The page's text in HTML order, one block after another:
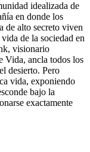
idealizada de
en donde los
de alto secreto viven
de la sociedad en
visionario
Vida, ancla todos los
desierto. Pero
vida, exponiendo
bajo la
exactamente